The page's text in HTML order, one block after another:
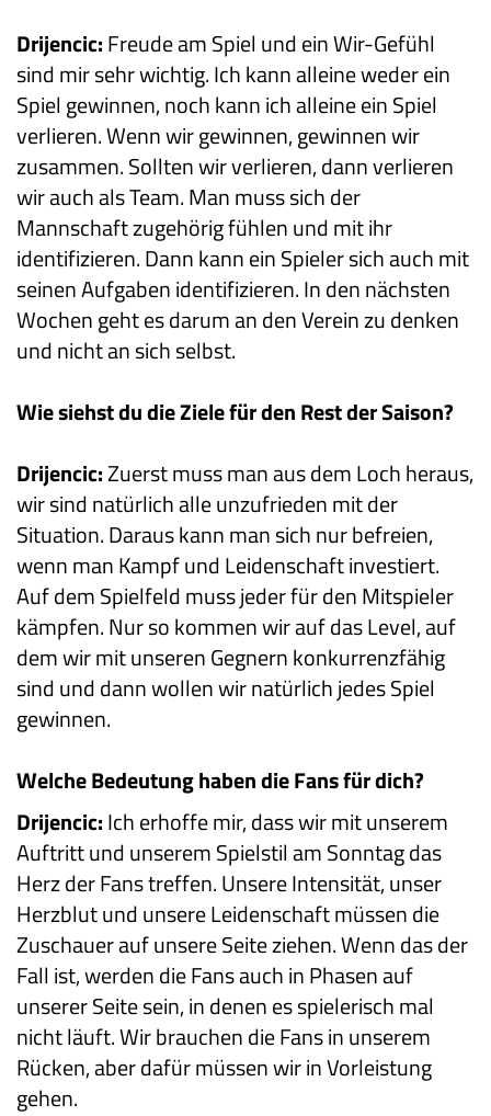
Drijencic:Freude am Spiel und ein Wir-Gefühl
sind mir sehr wichtig. Ich kann alleine weder ein
Spiel gewinnen, noch kann ich alleine ein Spiel
verlieren. Wenn wir gewinnen, gewinnen wir
zusammen. Sollten wir verlieren, dann verlieren
wir auch als Team. Man muss sich der
Mannschaft zugehörig fühlen und mit ihr
identifizieren. Dann kann ein Spieler sich auch mit
seinen Aufgaben identifizieren. In den nächsten
Wochen geht es darum an den Verein zu denken
und nicht an sich selbst.
Wie siehst du die Ziele für den Rest der Saison?
Drijencic:Zuerst muss man aus dem Loch heraus,
wir sind natürlich alle unzufrieden mit der
Situation. Daraus kann man sich nur befreien,
wenn man Kampf und Leidenschaft investiert.
Auf dem Spielfeld muss jeder für den Mitspieler
kämpfen. Nur so kommen wir auf das Level, auf
dem wir mit unseren Gegnern konkurrenzfähig
sind und dann wollen wir natürlich jedes Spiel
gewinnen.
Welche Bedeutung haben die Fans für dich?
Drijencic:Ich erhoffe mir, dass wir mit unserem
Auftritt und unserem Spielstil am Sonntag das
Herz der Fans treffen. Unsere Intensität, unser
Herzblut und unsere Leidenschaft müssen die
Zuschauer auf unsere Seite ziehen. Wenn das der
Fall ist, werden die Fans auch in Phasen auf
unserer Seite sein, in denen es spielerisch mal
nicht läuft. Wir brauchen die Fans in unserem
Rücken, aber dafür müssen wir in Vorleistung
gehen.